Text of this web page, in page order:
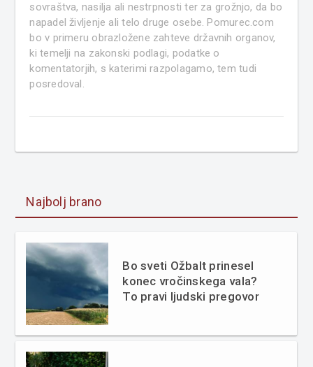
sovraštva, nasilja ali nestrpnosti ter za grožnjo, da bo
napadel življenje ali telo druge osebe. Pomurec.com
bo v primeru obrazložene zahteve državnih organov,
ki temelji na zakonski podlagi, podatke o
komentatorjih, s katerimi razpolagamo, tem tudi
posredoval.
Najbolj brano
Bo sveti Ožbalt prinesel
konec vročinskega vala?
To pravi ljudski pregovor